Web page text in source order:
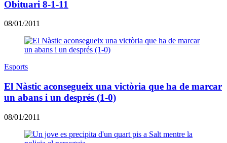
Obituari 8-1-11
08/01/2011
Esports
El Nàstic aconsegueix una victòria que ha de marcar
un abans i un després (1-0)
08/01/2011